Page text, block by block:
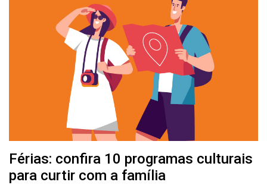
Férias: confira 10 programas culturais
para curtir com a família